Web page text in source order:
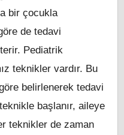
bir çocukla
de tedavi
Pediatrik
teknikler vardır. Bu
belirlenerek tedavi
başlanır, aileye
teknikler de zaman